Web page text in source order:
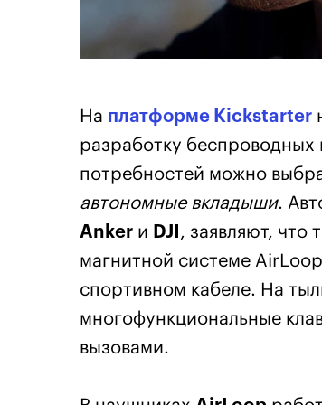
На платформе Kickstarter
разработку
потребностей можно
автономные вкладыши.
Anker и DJI , заявляют, что
магнитной системе
спортивном кабеле. На
многофункциональные
вызовами.